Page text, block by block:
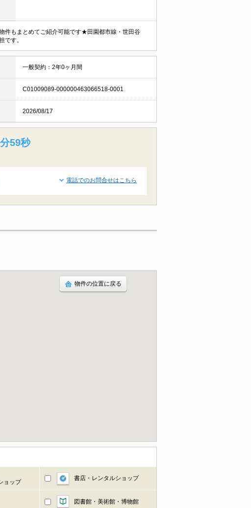
もまとめてご紹介可能です★田園都市線・世田谷
です。
一般契約：2年0ヶ月間
C01009089-000000463066518-0001
2026/08/17
58秒
電話でのお問合せはこちら
物件の位置に戻る
ョップ
書店・レンタルショップ
図書館・美術館・博物館